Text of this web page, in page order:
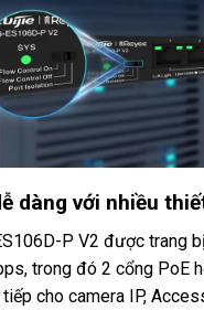
dàng với nhiều
P V2 được trang
trong đó 2 cổng PoE
cho camera IP,